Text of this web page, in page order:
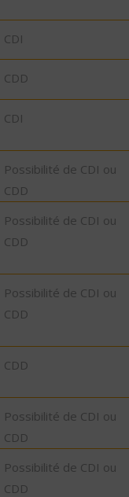
CDI
CDD
CDI
Possibilité de CDI ou
CDD
Possibilité de CDI ou
CDD
Possibilité de CDI ou
CDD
CDD
Possibilité de CDI ou
CDD
Possibilité de CDI ou
CDD